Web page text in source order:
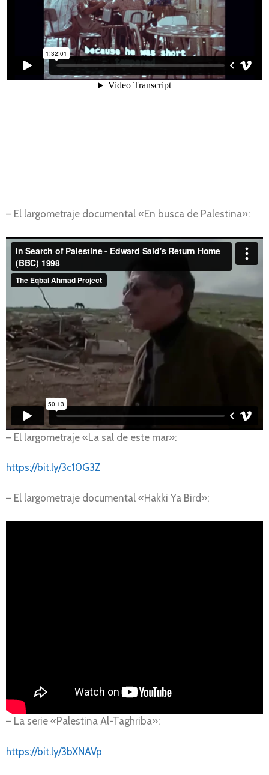
– El largometraje documental «En busca de Palestina»:
– El largometraje «La sal de este mar»:
https://bit.ly/3c10G3Z
– El largometraje documental «Hakki Ya Bird»:
– La serie «Palestina Al-Taghriba»:
https://bit.ly/3bXNAVp